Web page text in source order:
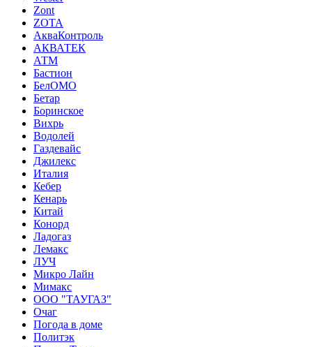
Zont
ZOTA
АкваКонтроль
АКВАТЕК
АТМ
Бастион
БелОМО
Бетар
Боринское
Вихрь
Водолей
Газдевайс
Джилекс
Италия
Кебер
Кенарь
Китай
Конорд
Ладогаз
Лемакс
ЛУЧ
Микро Лайн
Мимакс
ООО "ТАУГАЗ"
Очаг
Погода в доме
Политэк